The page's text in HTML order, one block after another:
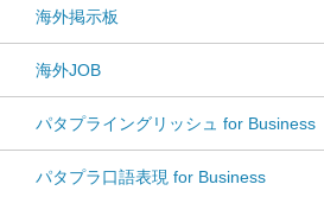
海外掲示板
海外JOB
パタプライングリッシュ for Business
パタプラ口語表現 for Business